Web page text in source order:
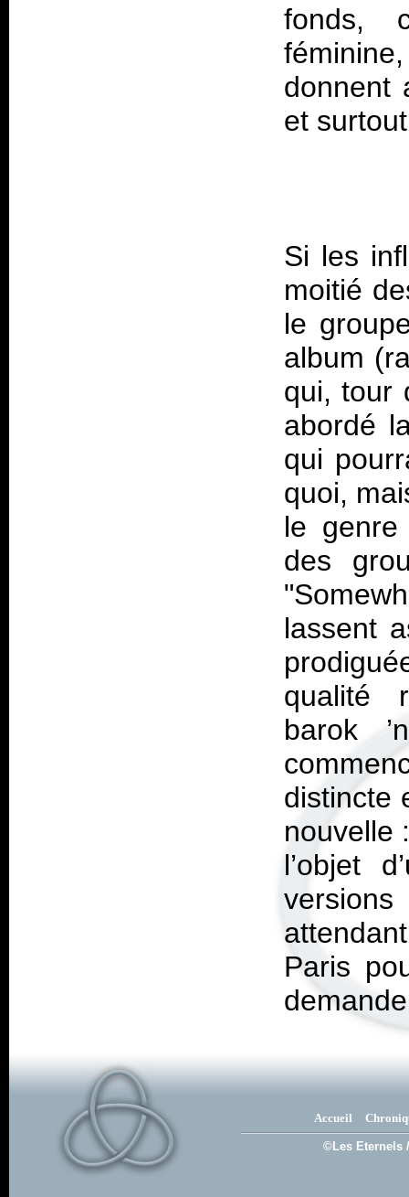
fonds,
donnent
Si les
moitié
le
album
qui, tour
abordé
qui
quoi,
le
des
lassent
qualité
barok
distincte
nouvelle
l’objet
Paris
Accueil
©Les Eternels